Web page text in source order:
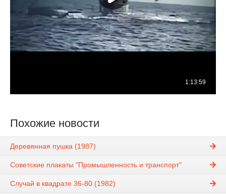
Похожие новости
Деревянная пушка (1987)
Советские плакаты "Промышленность и транспорт"
Случай в квадрате 36-80 (1982)